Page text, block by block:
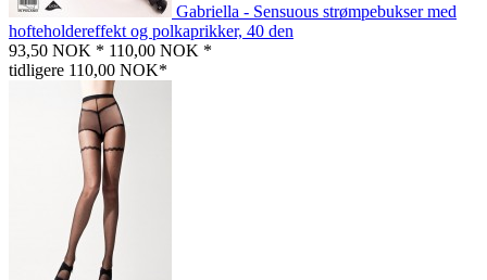
Gabriella - Sensuous strømpebukser med
hofteholdereffekt og polkaprikker, 40 den
93,50 NOK * 110,00 NOK *
tidligere 110,00 NOK*